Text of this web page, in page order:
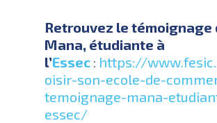
Retrouvez le témoignage
Mana, étudiante à
l’Essec : https://
oisir-son-ecole-de-
temoignage-mana-
essec/